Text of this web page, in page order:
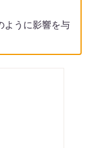
ように影響を与